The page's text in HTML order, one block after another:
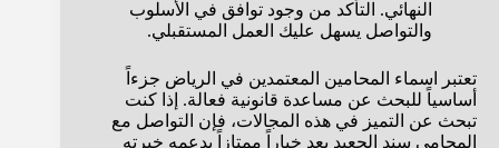
النهائي. التأكد من وجود توافق في الأسلوب
والتواصل يسهل عليك العمل المستقبلي.
تعتبر اسماء المحامين المعتمدين في الرياض جزءاً
أساسياً للبحث عن مساعدة قانونية فعالة. إذا كنت
تبحث عن التميز في هذه المجالات، فإن التواصل مع
المحامي سند الجعيد يعد خياراً ممتازاً يدعمه خبرته